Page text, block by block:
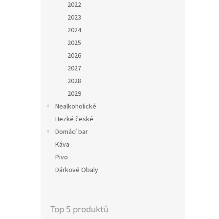
2022
2023
2024
2025
2026
2027
2028
2029
Nealkoholické
Hezké české
Domácí bar
Káva
Pivo
Dárkové Obaly
Top 5 produktů